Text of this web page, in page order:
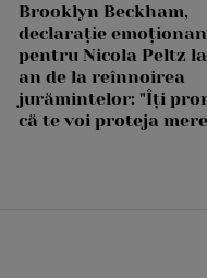
Brooklyn Beckham,
declarație
pentru Nicola Peltz
an de la reînnoirea
jurămintelor: "Îți
că te voi proteja